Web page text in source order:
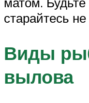
старайтесь
Виды
вылова